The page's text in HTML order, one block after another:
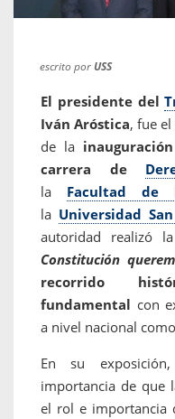
escrito por USS
El presidente del
Iván Aróstica, fue
de la
carrera de
la Facultad de
la Universidad
autoridad realizó
Constitución
recorrido
fundamental con
a nivel nacional
En su
importancia de que
el rol e importancia